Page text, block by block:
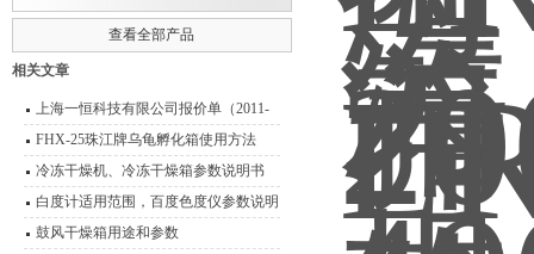
查看全部产品
相关文章
上海一恒科技有限公司报价单（2011-
2012）
FHX-25珠江牌乌龟孵化箱使用方法
冷冻干燥机、冷冻干燥箱参数说明书
白度计适用范围，百度色度仪参数说明
书
鼓风干燥箱用途和参数